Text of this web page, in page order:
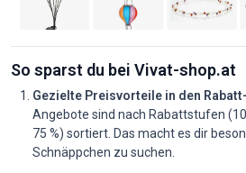
So sparst du bei Vivat-shop.at
Gezielte Preisvorteile in den
Angebote sind nach Rabattstufen
75 %) sortiert. Das macht es dir
Schnäppchen zu suchen.